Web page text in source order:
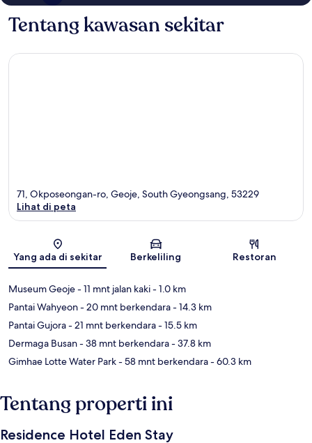
Tentang kawasan sekitar
Peta
71, Okposeongan-ro, Geoje, South Gyeongsang, 53229
Lihat di peta
Yang ada di sekitar Berkeliling Restoran
Museum Geoje- 11 mnt jalan kaki- 1.0 km
Pantai Wahyeon- 20 mnt berkendara- 14.3 km
Pantai Gujora- 21 mnt berkendara- 15.5 km
Dermaga Busan- 38 mnt berkendara- 37.8 km
Gimhae Lotte Water Park- 58 mnt berkendara- 60.3 km
Tentang properti ini
Residence Hotel Eden Stay